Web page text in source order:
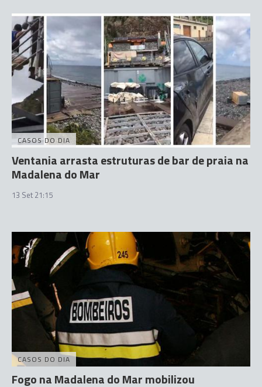
CASOS DO DIA
Ventania arrasta estruturas de bar de praia na
Madalena do Mar
13 Set 21:15
CASOS DO DIA
Fogo na Madalena do Mar mobilizou